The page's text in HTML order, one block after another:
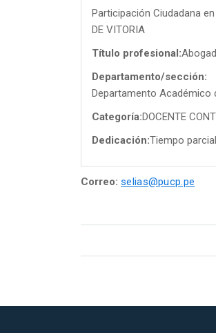
Participación Ciudadana en
DE VITORIA
Título profesional:
Departamento/sección:
Departamento Académico
Categoría:DOCENTE
Dedicación:Tiempo
Correo: selias@pucp.pe